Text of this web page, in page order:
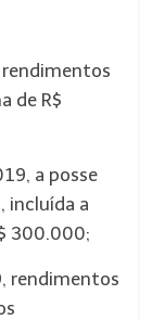
rendimentos
de R$
a posse
incluída a
300.000;
rendimentos